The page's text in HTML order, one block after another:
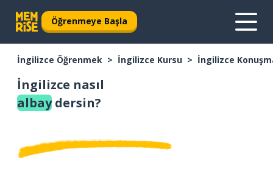
Öğrenmeye Başla
İngilizce Öğrenmek İngilizce Kursu İngilizce
İngilizce nasıl
albaydersin?